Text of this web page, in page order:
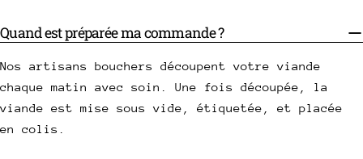
Quand est préparée ma commande ?
Nos artisans bouchers découpent votre viande
chaque matin avec soin. Une fois découpée, la
viande est mise sous vide, étiquetée, et placée
en colis.